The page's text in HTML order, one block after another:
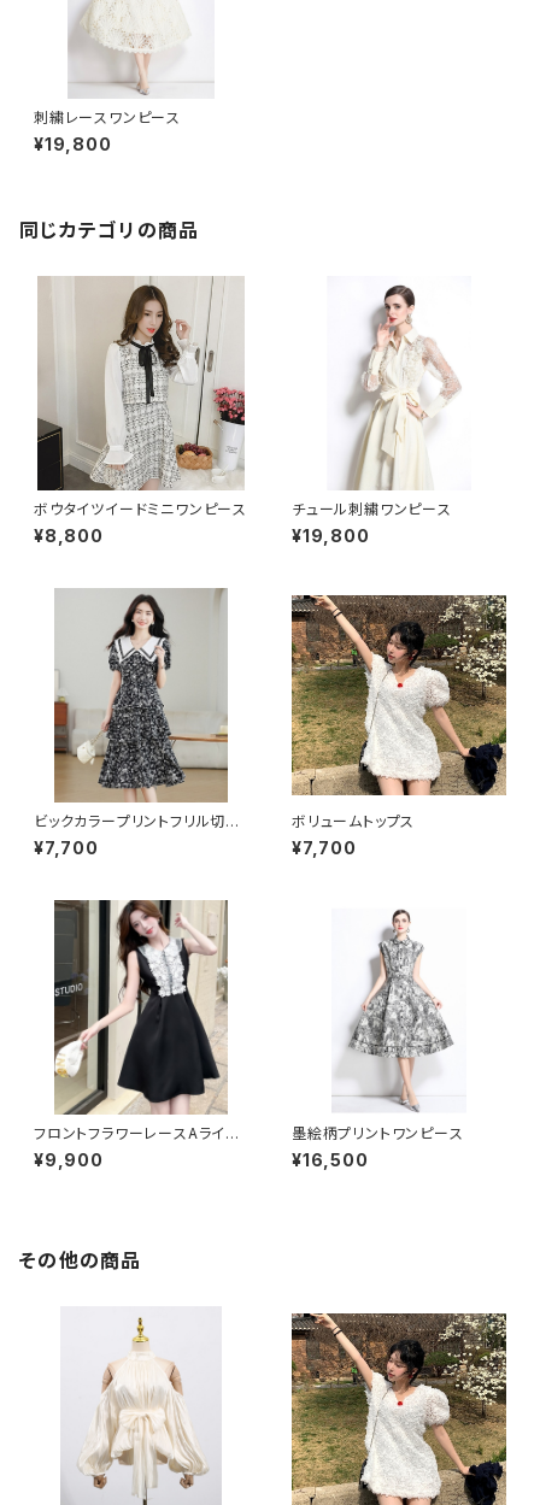
刺繍レースワンピース
¥19,800
同じカテゴリの商品
ボウタイツイードミニワンピース
¥8,800
チュール刺繍ワンピース
¥19,800
ビックカラープリントフリル切り
替えワンピース
¥7,700
ボリュームトップス
¥7,700
フロントフラワーレースAライン
ワンピース
¥9,900
墨絵柄プリントワンピース
¥16,500
その他の商品